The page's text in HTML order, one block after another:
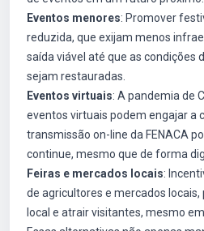
Eventos menores: Promover
reduzida, que exijam menos
saída viável até que as condições
sejam restauradas.
Eventos virtuais: A pandemia de
eventos virtuais podem engajar a
transmissão on-line da FENACA
continue, mesmo que de forma
Feiras e mercados locais:
de agricultores e mercados
local e atrair visitantes, mesmo